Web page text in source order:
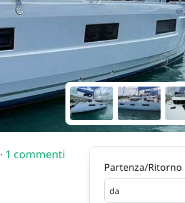
· 1 commenti
Partenza/Ritorno
da
Partenza